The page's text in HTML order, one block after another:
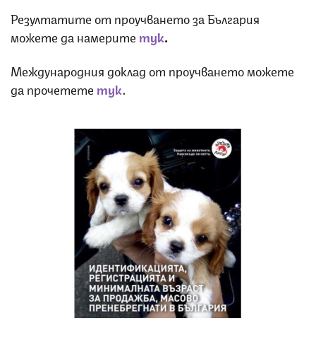
Резултатите от проучването за България
можете да намерите тук.
Международния доклад от проучването можете
да прочетете тук.